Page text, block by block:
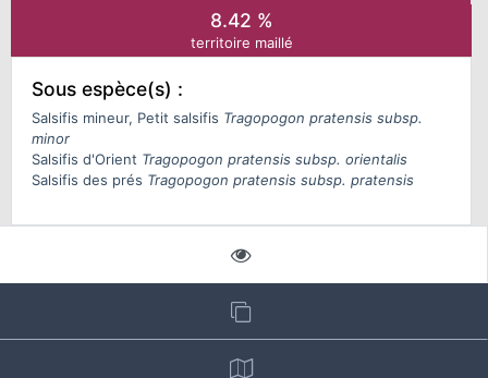
8.42 %
territoire maillé
Sous espèce(s) :
Salsifis mineur, Petit salsifis Tragopogon pratensis subsp.
minor
Salsifis d'Orient Tragopogon pratensis subsp. orientalis
Salsifis des prés Tragopogon pratensis subsp. pratensis